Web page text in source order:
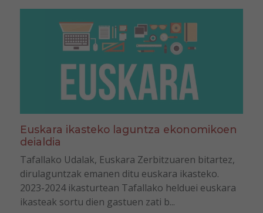
Euskara ikasteko laguntza ekonomikoen
deialdia
Tafallako Udalak, Euskara Zerbitzuaren bitartez,
dirulaguntzak emanen ditu euskara ikasteko.
2023-2024 ikasturtean Tafallako helduei euskara
ikasteak sortu dien gastuen zati b...